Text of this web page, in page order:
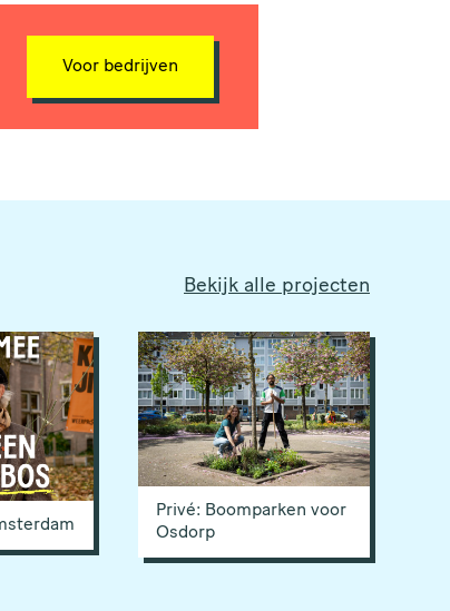
Voor bedrijven
Bekijk alle projecten
Privé: Boomparken voor
Osdorp